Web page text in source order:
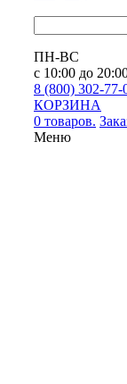
ПН-ВС
с 10:00 до
8 (800) 302-77-
КОРЗИНА
0 товаров.
Меню